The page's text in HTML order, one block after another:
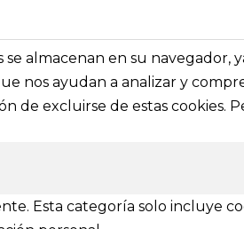
secciones e información
Inicio
El festival
almacenan en su navegador,
nos ayudan a analizar y
de excluirse de estas cookies.
Esta categoría solo incluye